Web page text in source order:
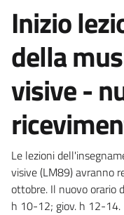
Inizio
della
visive -
Le lezioni
visive (LM89) avranno
ottobre. Il nuovo orario
h 10-12; giov. h 12-14.